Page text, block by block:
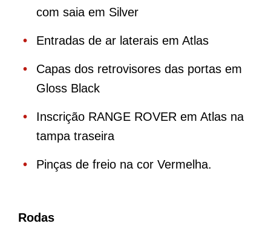
com saia em Silver
Entradas de ar laterais em Atlas
Capas dos retrovisores das portas em
Gloss Black
Inscrição RANGE ROVER em Atlas na
tampa traseira
Pinças de freio na cor Vermelha.
Rodas